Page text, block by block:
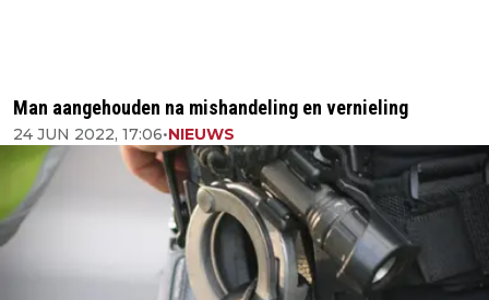
Man aangehouden na mishandeling en vernieling
24 JUN 2022, 17:06•NIEUWS